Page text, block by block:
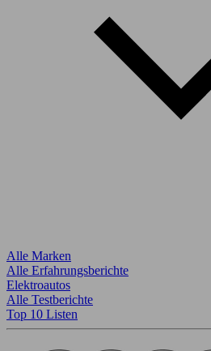
Alle Marken
Alle Erfahrungsberichte
Elektroautos
Alle Testberichte
Top 10 Listen